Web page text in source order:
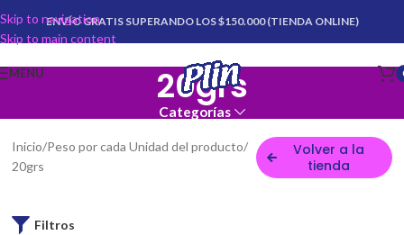
Skip to navigation
Skip to main content
ENVÍO GRATIS SUPERANDO LOS $150.000 (TIENDA ONLINE)
MENU 20grs
Categorías
Inicio Peso por cada Unidad del producto
20grs
Volver a la
tienda
Filtros